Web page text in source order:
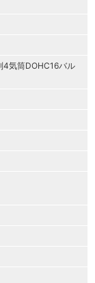
4気筒DOHC16バル